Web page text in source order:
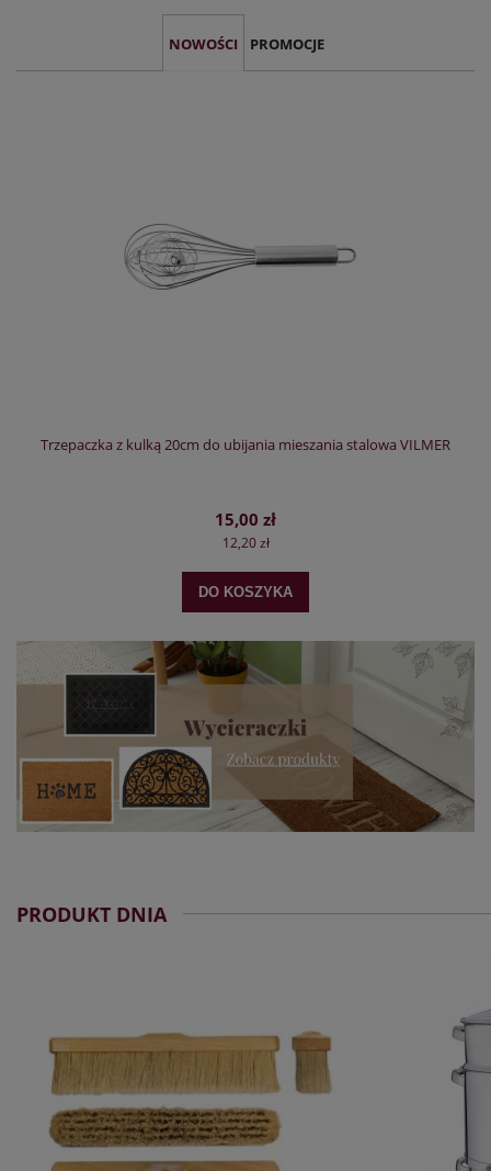
NOWOŚCI PROMOCJE
Trzepaczka z kulką 20cm do ubijania mieszania stalowa VILMER
15,00 zł
12,20 zł
DO KOSZYKA
PRODUKT DNIA